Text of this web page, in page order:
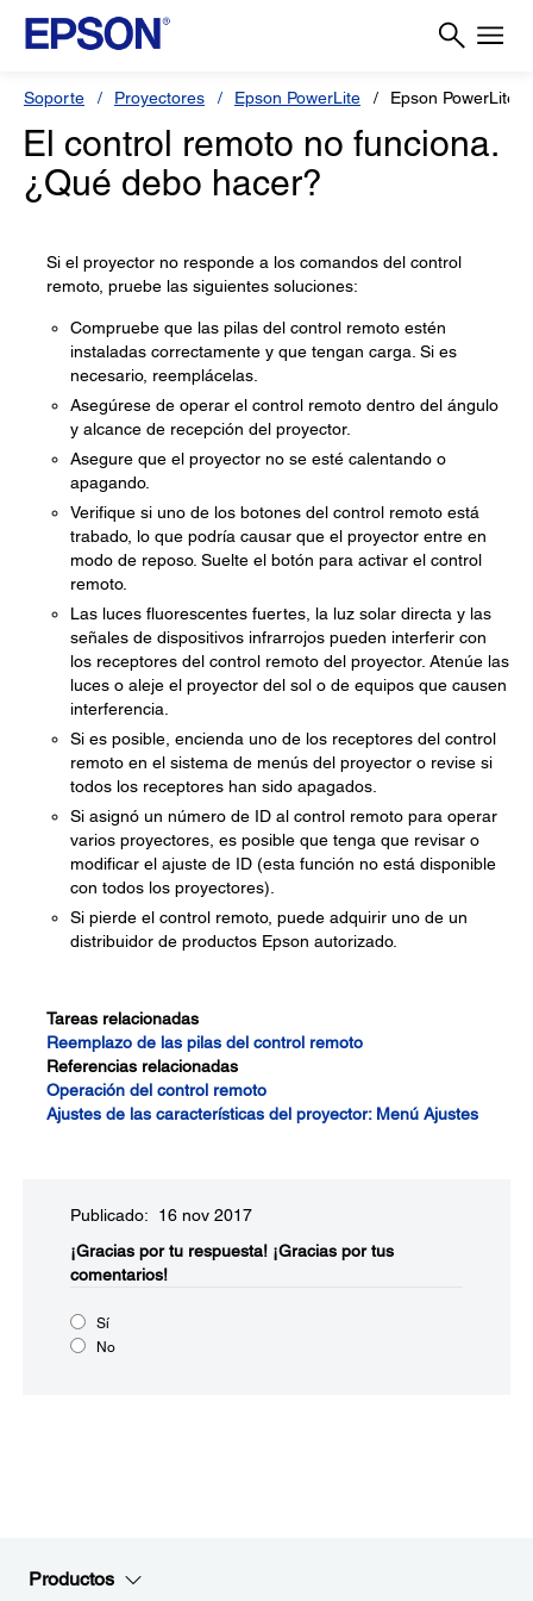
Soporte Proyectores Epson PowerLite Epson PowerLite
El control remoto no funciona.
¿Qué debo hacer?
Si el proyector no responde a los comandos del control
remoto, pruebe las siguientes soluciones:
Compruebe que las pilas del control remoto estén
instaladas correctamente y que tengan carga. Si es
necesario, reemplácelas.
Asegúrese de operar el control remoto dentro del ángulo
y alcance de recepción del proyector.
Asegure que el proyector no se esté calentando o
apagando.
Verifique si uno de los botones del control remoto está
trabado, lo que podría causar que el proyector entre en
modo de reposo. Suelte el botón para activar el control
remoto.
Las luces fluorescentes fuertes, la luz solar directa y las
señales de dispositivos infrarrojos pueden interferir con
los receptores del control remoto del proyector. Atenúe las
luces o aleje el proyector del sol o de equipos que causen
interferencia.
Si es posible, encienda uno de los receptores del control
remoto en el sistema de menús del proyector o revise si
todos los receptores han sido apagados.
Si asignó un número de ID al control remoto para operar
varios proyectores, es posible que tenga que revisar o
modificar el ajuste de ID (esta función no está disponible
con todos los proyectores).
Si pierde el control remoto, puede adquirir uno de un
distribuidor de productos Epson autorizado.
Tareas relacionadas
Reemplazo de las pilas del control remoto
Referencias relacionadas
Operación del control remoto
Ajustes de las características del proyector: Menú Ajustes
Publicado: 16 nov 2017
¡Gracias por tu respuesta! ¡Gracias por tus
comentarios!
Sí
No
Productos